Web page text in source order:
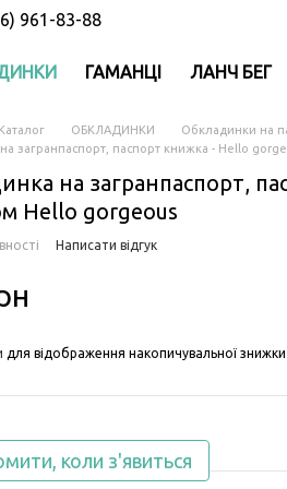
961-83-88
ГАМАНЦІ ЛАНЧ БЕГ
Каталог ОБКЛАДИНКИ
Обкладинки на
загранпаспорт, паспорт книжка - Hello
на загранпаспорт,
Hello gorgeous
Написати відгук
для відображення накопичувальної знижки
коли з'явиться